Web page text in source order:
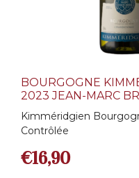
BOURGOGNE
2023 JEAN-MARC
Kimméridgien
Contrôlée
€16,90